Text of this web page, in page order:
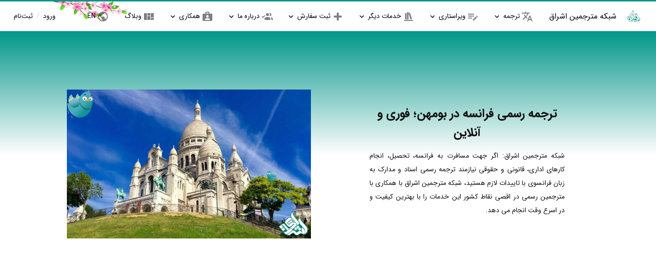
شبکه مترجمین اشراق ترجمه ویراستاری خدمات دیگر ثبت سفارش درباره ما همکاری وبلاگ EN ورود / ثبت‌نام
ترجمه رسمی فرانسه در بومهن؛ فوری و
آنلاین
شبکه مترجمین اشراق: اگر جهت مسافرت به فرانسه، تحصیل، انجام
کارهای اداری، قانونی و حقوقی نیازمند ترجمه رسمی اسناد و مدارک به
زبان فرانسوی با تاییدات لازم هستید، شبکه مترجمین اشراق با همکاری با
مترجمین رسمی در اقصی نقاط کشور این خدمات را با بهترین کیفیت و
در اسرع وقت انجام می دهد.